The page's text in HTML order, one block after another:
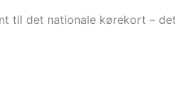
til det nationale kørekort –